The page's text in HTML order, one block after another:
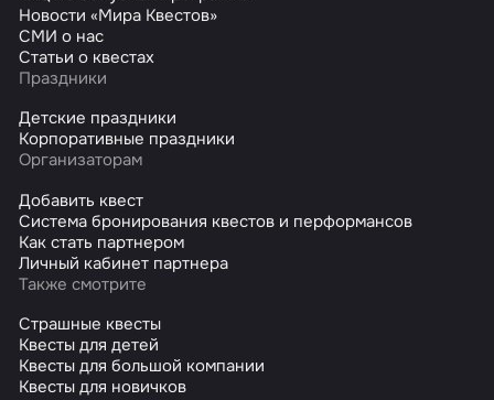
Новости «Мира Квестов»
СМИ о нас
Статьи о квестах
Праздники
Детские праздники
Корпоративные праздники
Организаторам
Добавить квест
Система бронирования квестов и перформансов
Как стать партнером
Личный кабинет партнера
Также смотрите
Страшные квесты
Квесты для детей
Квесты для большой компании
Квесты для новичков